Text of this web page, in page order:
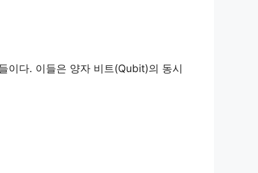
이다. 이들은 양자 비트(Qubit)의 동시